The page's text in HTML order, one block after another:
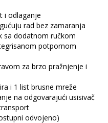
i odlaganje
rad bez zamaranja
sa dodatnom ručkom
potpornom
za brzo pražnjenje i
i 1 list brusne mreže
na odgovarajući usisivač
odvojeno)